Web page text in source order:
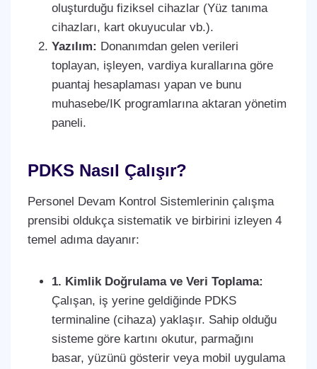
oluşturduğu fiziksel cihazlar (Yüz tanıma
cihazları, kart okuyucular vb.).
Yazılım: Donanımdan gelen verileri
toplayan, işleyen, vardiya kurallarına göre
puantaj hesaplaması yapan ve bunu
muhasebe/IK programlarına aktaran yönetim
paneli.
PDKS Nasıl Çalışır?
Personel Devam Kontrol Sistemlerinin çalışma
prensibi oldukça sistematik ve birbirini izleyen 4
temel adıma dayanır:
1. Kimlik Doğrulama ve Veri Toplama:
Çalışan, iş yerine geldiğinde PDKS
terminaline (cihaza) yaklaşır. Sahip olduğu
sisteme göre kartını okutur, parmağını
basar, yüzünü gösterir veya mobil uygulama